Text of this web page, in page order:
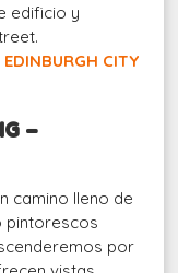
edificio y
CITY
–
camino lleno de
pintorescos
por